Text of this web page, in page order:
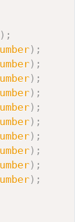
) ;
) ;
) ;
) ;
) ;
) ;
) ;
) ;
) ;
) ;
) ;